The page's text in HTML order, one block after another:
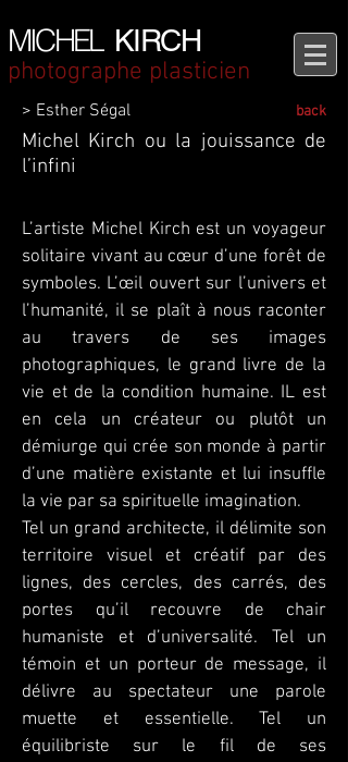
MICHEL KIRCH
photographe plasticien
> Esther Ségal back
Michel Kirch ou la jouissance de
l’infini
L’artiste Michel Kirch est un voyageur
solitaire vivant au cœur d’une forêt de
symboles. L’œil ouvert sur l’univers et
l’humanité, il se plaît à nous raconter
au travers de ses images
photographiques, le grand livre de la
vie et de la condition humaine. IL est
en cela un créateur ou plutôt un
démiurge qui crée son monde à partir
d’une matière existante et lui insuffle
la vie par sa spirituelle imagination.
Tel un grand architecte, il délimite son
territoire visuel et créatif par des
lignes, des cercles, des carrés, des
portes qu’il recouvre de chair
humaniste et d’universalité. Tel un
témoin et un porteur de message, il
délivre au spectateur une parole
muette et essentielle. Tel un
équilibriste sur le fil de ses